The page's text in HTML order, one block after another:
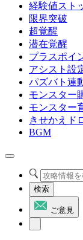
経験値スト
限界突破
超覚醒
潜在覚醒
プラスポイ
アシスト設
パズバト連
モンスター
モンスター
きせかえド
BGM
検索
ご意見